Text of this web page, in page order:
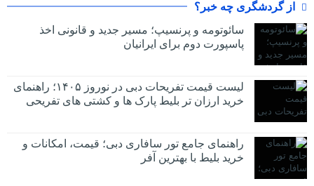
از گردشگری چه خبر؟
سائوتومه و پرنسیپ؛ مسیر جدید و قانونی اخذ
پاسپورت دوم برای ایرانیان
لیست قیمت تفریحات دبی در نوروز ۱۴۰۵؛ راهنمای
خرید ارزان تر بلیط پارک ها و کشتی های تفریحی
راهنمای جامع تور سافاری دبی؛ قیمت، امکانات و
خرید بلیط با بهترین آفر